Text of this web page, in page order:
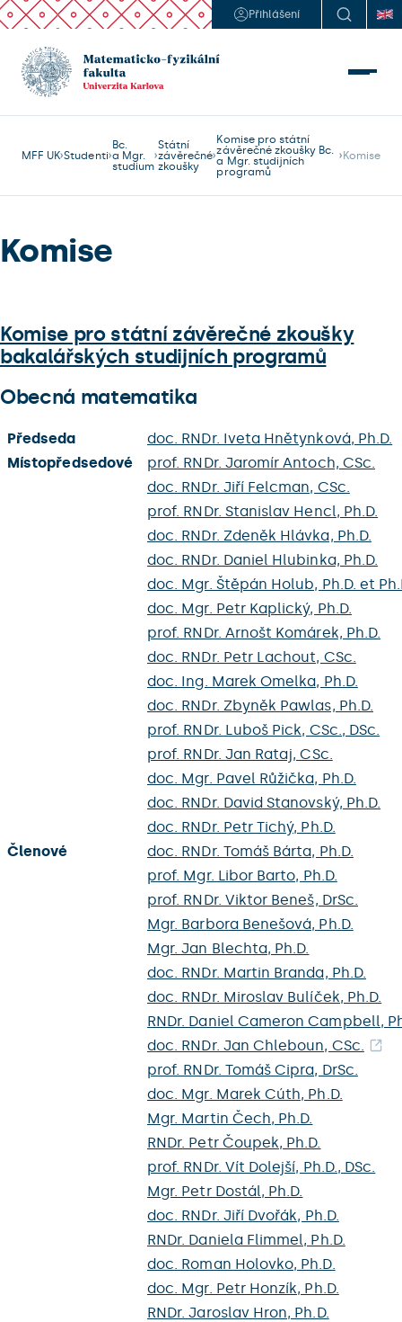
Přihlášení
MFF UK Studenti
Bc.
a Mgr.
studium
Státní
závěrečné
zkoušky
Komise pro státní
závěrečné zkoušky Bc.
a Mgr. studijních
programů
Komise
Komise
Komise pro státní závěrečné zkoušky
bakalářských studijních programů
Obecná matematika
Předseda
doc. RNDr. Iveta Hnětynková, Ph.D.
Místopředsedové
prof. RNDr. Jaromír Antoch, CSc.
doc. RNDr. Jiří Felcman, CSc.
prof. RNDr. Stanislav Hencl, Ph.D.
doc. RNDr. Zdeněk Hlávka, Ph.D.
doc. RNDr. Daniel Hlubinka, Ph.D.
doc. Mgr. Štěpán Holub, Ph.D. et
doc. Mgr. Petr Kaplický, Ph.D.
prof. RNDr. Arnošt Komárek, Ph.D.
doc. RNDr. Petr Lachout, CSc.
doc. Ing. Marek Omelka, Ph.D.
doc. RNDr. Zbyněk Pawlas, Ph.D.
prof. RNDr. Luboš Pick, CSc., DSc.
prof. RNDr. Jan Rataj, CSc.
doc. Mgr. Pavel Růžička, Ph.D.
doc. RNDr. David Stanovský, Ph.D.
doc. RNDr. Petr Tichý, Ph.D.
Členové
doc. RNDr. Tomáš Bárta, Ph.D.
prof. Mgr. Libor Barto, Ph.D.
prof. RNDr. Viktor Beneš, DrSc.
Mgr. Barbora Benešová, Ph.D.
Mgr. Jan Blechta, Ph.D.
doc. RNDr. Martin Branda, Ph.D.
doc. RNDr. Miroslav Bulíček, Ph.D.
RNDr. Daniel Cameron Campbell,
doc. RNDr. Jan Chleboun, CSc.
prof. RNDr. Tomáš Cipra, DrSc.
doc. Mgr. Marek Cúth, Ph.D.
Mgr. Martin Čech, Ph.D.
RNDr. Petr Čoupek, Ph.D.
prof. RNDr. Vít Dolejší, Ph.D., DSc.
Mgr. Petr Dostál, Ph.D.
doc. RNDr. Jiří Dvořák, Ph.D.
RNDr. Daniela Flimmel, Ph.D.
doc. Roman Holovko, Ph.D.
doc. Mgr. Petr Honzík, Ph.D.
RNDr. Jaroslav Hron, Ph.D.